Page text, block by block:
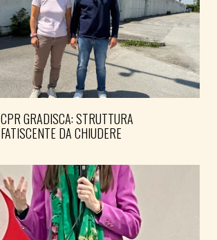
CPR GRADISCA: STRUTTURA
FATISCENTE DA CHIUDERE